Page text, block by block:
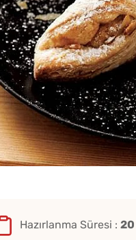
Hazırlanma Süresi : 20